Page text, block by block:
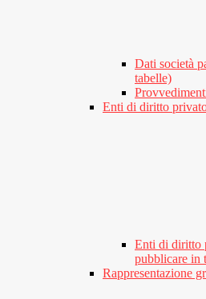
Dati società
tabelle)
Enti di diritto
Enti di diritto
pubblicare in
Rappresentazione